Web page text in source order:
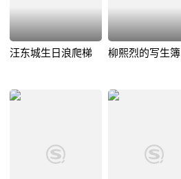
汪东城生日浪爬梯 柳熙烈的写生簿